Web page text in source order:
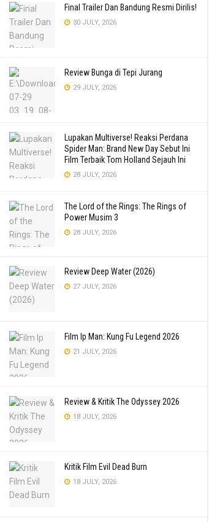
Final Trailer Dan Bandung Resmi Dirilis!
30 JULY, 2026
Review Bunga di Tepi Jurang
29 JULY, 2026
Lupakan Multiverse! Reaksi Perdana
Spider Man: Brand New Day Sebut Ini
Film Terbaik Tom Holland Sejauh Ini
28 JULY, 2026
The Lord of the Rings: The Rings of
Power Musim 3
28 JULY, 2026
Review Deep Water (2026)
27 JULY, 2026
Film Ip Man: Kung Fu Legend 2026
21 JULY, 2026
Review & Kritik The Odyssey 2026
18 JULY, 2026
Kritik Film Evil Dead Burn
18 JULY, 2026